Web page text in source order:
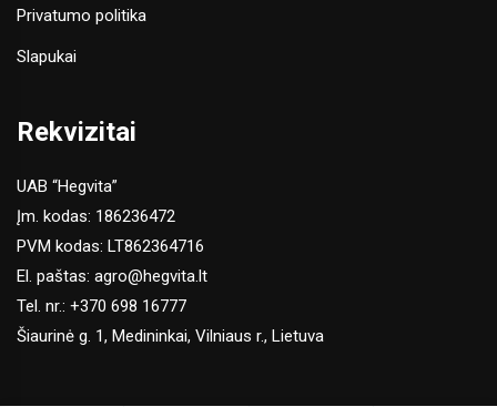
Privatumo politika
Slapukai
Rekvizitai
UAB “Hegvita”
Įm. kodas: 186236472
PVM kodas: LT862364716
El. paštas: agro@hegvita.lt
Tel. nr.: +370 698 16777
Šiaurinė g. 1, Medininkai, Vilniaus r., Lietuva